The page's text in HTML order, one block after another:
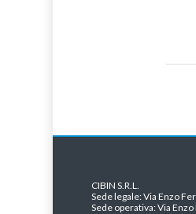
CIBIN S.R.L.
Sede legale: Via Enzo
Sede operativa: Via